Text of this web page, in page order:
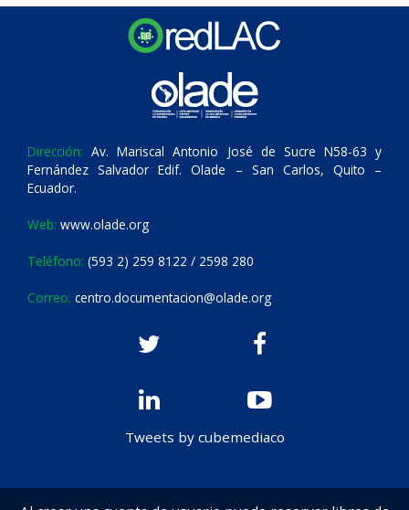
Dirección: Av. Mariscal Antonio José de Sucre N58-63 y
Fernández Salvador Edif. Olade – San Carlos, Quito –
Ecuador.
Web: www.olade.org
Teléfono: (593 2) 259 8122 / 2598 280
Correo: centro.documentacion@olade.org
Tweets by cubemediaco